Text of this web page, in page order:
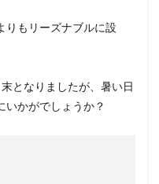
りもリーズナブルに設
となりましたが、暑い日
いかがでしょうか？